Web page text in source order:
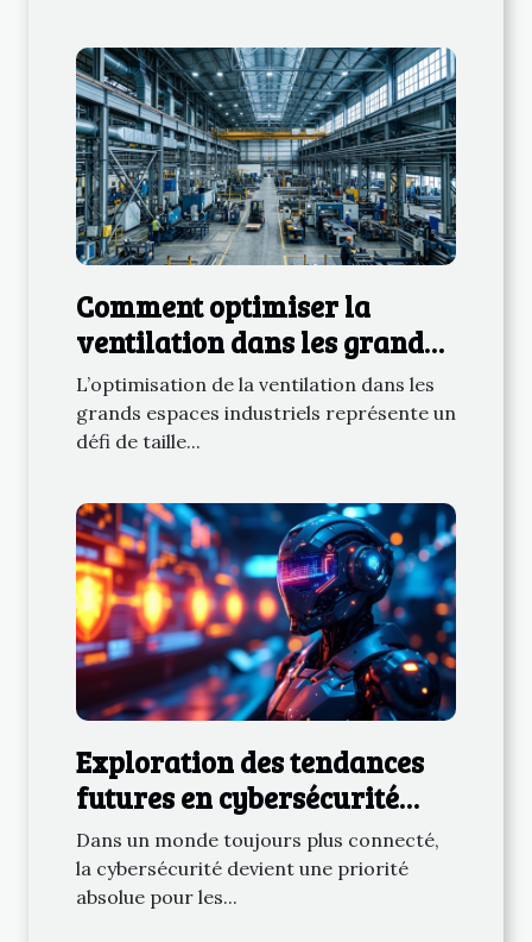
Comment optimiser la
ventilation dans les grands
espaces industriels ?
L’optimisation de la ventilation dans les
grands espaces industriels représente un
défi de taille...
Exploration des tendances
futures en cybersécurité
pour les entreprises
Dans un monde toujours plus connecté,
la cybersécurité devient une priorité
absolue pour les...